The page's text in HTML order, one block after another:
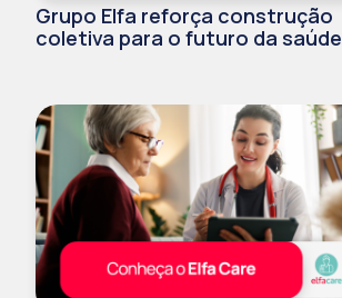
Grupo Elfa reforça construção
coletiva para o futuro da saúde